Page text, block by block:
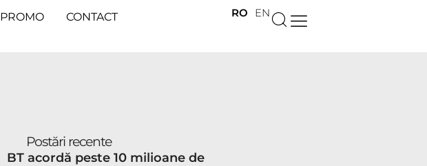
PROMO CONTACT RO EN
Postări recente
BT acordă peste 10 milioane de